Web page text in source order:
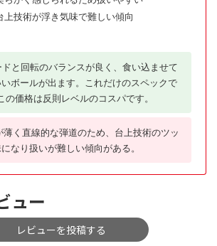
上技術が浮き気味で難しい傾向
ドと回転のバランスが良く、食い込ませて
ボールが出ます。これだけのスペックで
価格は反則レベルのコスパです。
薄く直線的な弾道のため、台上技術のツッ
なり扱いが難しい傾向がある。
ュー
レビューを投稿する